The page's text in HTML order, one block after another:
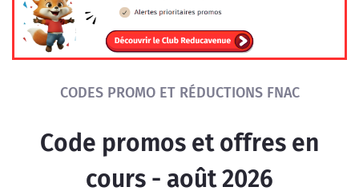
CODES PROMO ET RÉDUCTIONS FNAC
Code promos et offres en
cours - août 2026